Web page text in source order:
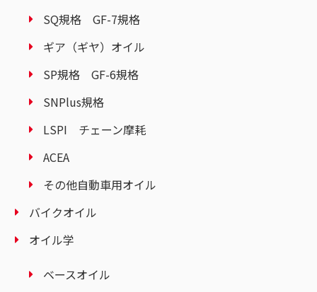
SQ規格 GF-7規格
ギア（ギヤ）オイル
SP規格 GF-6規格
SNPlus規格
LSPI チェーン摩耗
ACEA
その他自動車用オイル
バイクオイル
オイル学
ベースオイル